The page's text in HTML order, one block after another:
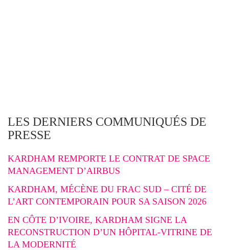
LES DERNIERS COMMUNIQUÉS DE
PRESSE
KARDHAM REMPORTE LE CONTRAT DE SPACE
MANAGEMENT D’AIRBUS
KARDHAM, MÉCÈNE DU FRAC SUD – CITÉ DE
L’ART CONTEMPORAIN POUR SA SAISON 2026
EN CÔTE D’IVOIRE, KARDHAM SIGNE LA
RECONSTRUCTION D’UN HÔPITAL-VITRINE DE
LA MODERNITÉ